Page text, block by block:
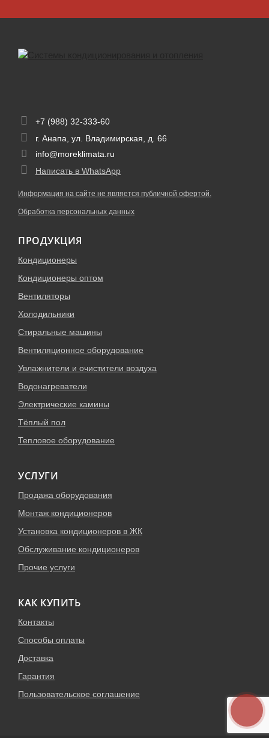
+7 (988) 32-333-60
г. Анапа, ул. Владимирская, д. 66
info@moreklimata.ru
Написать в WhatsApp
Информация на сайте не является публичной офертой.
Обработка персональных данных
ПРОДУКЦИЯ
Кондиционеры
Кондиционеры оптом
Вентиляторы
Холодильники
Стиральные машины
Вентиляционное оборудование
Увлажнители и очистители воздуха
Водонагреватели
Электрические камины
Тёплый пол
Тепловое оборудование
УСЛУГИ
Продажа оборудования
Монтаж кондиционеров
Установка кондиционеров в ЖК
Обслуживание кондиционеров
Прочие услуги
КАК КУПИТЬ
Контакты
Способы оплаты
Доставка
Гарантия
Пользовательское соглашение